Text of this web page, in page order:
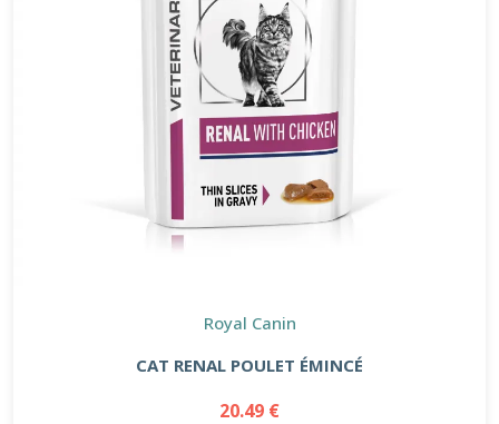
Royal Canin
CAT RENAL POULET ÉMINCÉ
20.49 €